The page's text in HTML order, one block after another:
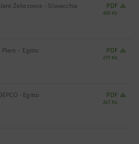
Zeliezovce - Slovacchia PDF
400 Kb
Plant - Egitto PDF
279 Kb
- Egitto PDF
267 Kb